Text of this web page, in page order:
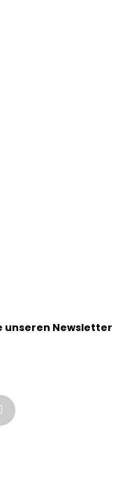
unseren Newsletter